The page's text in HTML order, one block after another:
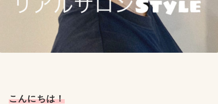
こんにちは！